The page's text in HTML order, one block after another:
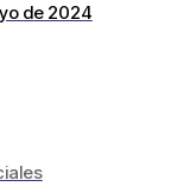
de 2024